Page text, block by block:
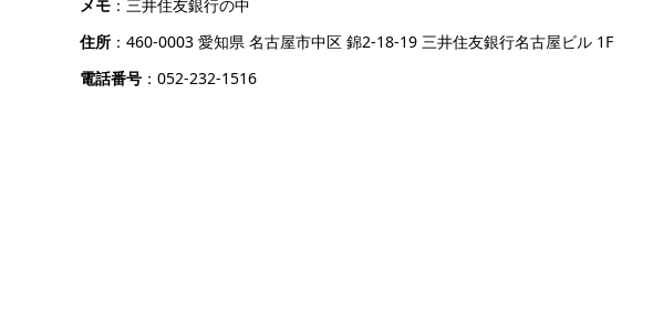
メモ ：三井住友銀行の中
住所 ：460-0003 愛知県 名古屋市中区 錦2-18-19 三井住友銀行名古屋ビル 1F
電話番号 ：052-232-1516